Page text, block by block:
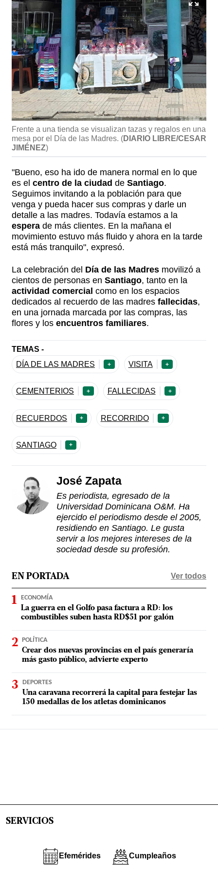
Frente a una tienda se visualizan tazas y regalos en una
mesa por el Día de las Madres. (DIARIO LIBRE/CESAR
JIMÉNEZ)
"Bueno, eso ha ido de manera normal en lo que
es el centro de la ciudad de Santiago.
Seguimos invitando a la población para que
venga y pueda hacer sus compras y darle un
detalle a las madres. Todavía estamos a la
espera de más clientes. En la mañana el
movimiento estuvo más fluido y ahora en la tarde
está más tranquilo", expresó.
La celebración del Día de las Madres movilizó a
cientos de personas en Santiago, tanto en la
actividad comercial como en los espacios
dedicados al recuerdo de las madres fallecidas,
en una jornada marcada por las compras, las
flores y los encuentros familiares.
TEMAS -
DÍA DE LAS MADRES
+ VISITA +
CEMENTERIOS + FALLECIDAS +
RECUERDOS + RECORRIDO +
SANTIAGO +
José Zapata
Es periodista, egresado de la
Universidad Dominicana O&M. Ha
ejercido el periodismo desde el 2005,
residiendo en Santiago. Le gusta
servir a los mejores intereses de la
sociedad desde su profesión.
EN PORTADA Ver todos
ECONOMÍA
La guerra en el Golfo pasa factura a RD: los
combustibles suben hasta RD$51 por galón
POLÍTICA
Crear dos nuevas provincias en el país generaría
más gasto público, advierte experto
DEPORTES
Una caravana recorrerá la capital para festejar las
150 medallas de los atletas dominicanos
SERVICIOS
Efemérides Cumpleaños